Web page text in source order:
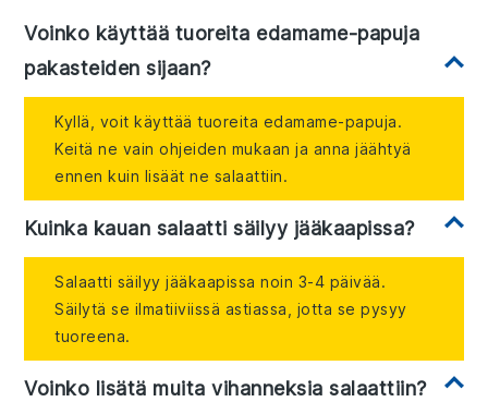
Voinko käyttää tuoreita edamame-papuja
pakasteiden sijaan?
Kyllä, voit käyttää tuoreita edamame-papuja.
Keitä ne vain ohjeiden mukaan ja anna jäähtyä
ennen kuin lisäät ne salaattiin.
Kuinka kauan salaatti säilyy jääkaapissa?
Salaatti säilyy jääkaapissa noin 3-4 päivää.
Säilytä se ilmatiiviissä astiassa, jotta se pysyy
tuoreena.
Voinko lisätä muita vihanneksia salaattiin?